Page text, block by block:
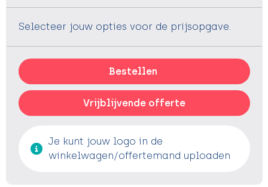
Selecteer jouw opties voor de prijsopgave.
Bestellen
Vrijblijvende offerte
Je kunt jouw logo in de
winkelwagen/offertemand uploaden